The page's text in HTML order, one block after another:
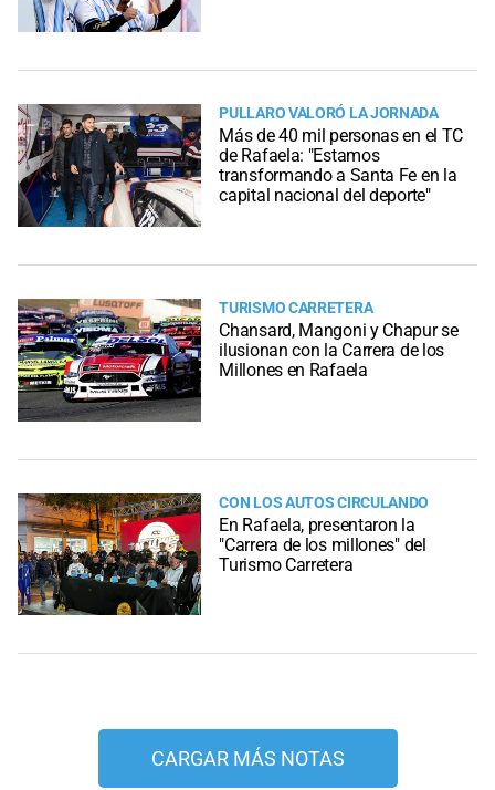
PULLARO VALORÓ LA JORNADA
Más de 40 mil personas en el TC
de Rafaela: "Estamos
transformando a Santa Fe en la
capital nacional del deporte"
TURISMO CARRETERA
Chansard, Mangoni y Chapur se
ilusionan con la Carrera de los
Millones en Rafaela
CON LOS AUTOS CIRCULANDO
En Rafaela, presentaron la
"Carrera de los millones" del
Turismo Carretera
CARGAR MÁS NOTAS